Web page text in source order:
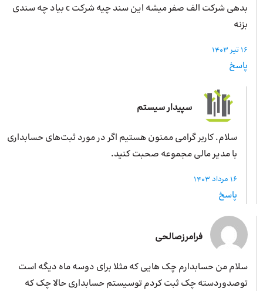
بدهی شرکت الف صفر میشه این سند چیه شرکت c بیاد چه سندی
بزنه
16 تیر 1403
پاسخ
سپیدار سیستم
سلام. کاربر گرامی ممنون هستیم اگر در مورد ثبت‌های حسابداری
با مدیر مالی مجموعه صحبت کنید.
16 مرداد 1403
پاسخ
فرامرزصالحی
سلام من حسابدارم چک هایی که مثلا برای دوسه ماه دیگه است
توصدوردسته چک ثبت کردم توسیستم حسابداری حالا چک که